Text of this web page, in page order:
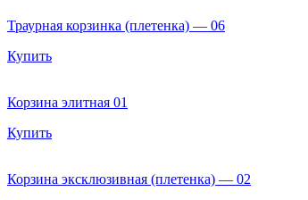
Траурная корзинка (плетенка) — 06
Купить
Корзина элитная 01
Купить
Корзина эксклюзивная (плетенка) — 02